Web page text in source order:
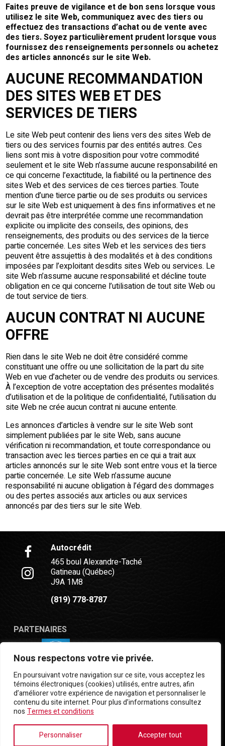
Nous respectons votre vie privée.
En poursuivant votre navigation sur ce site, vous acceptez les
témoins électroniques (cookies) utilisés, entre autres, afin
d’améliorer votre expérience de navigation et personnaliser le
contenu du site internet. Pour plus d’informations consultez
nos Termes et conditions
Personnaliser Accepter tout
Faites preuve de vigilance et de bon sens lorsque vous
utilisez le site Web, communiquez avec des tiers ou
effectuez des transactions d’achat ou de vente avec
des tiers. Soyez particulièrement prudent lorsque vous
fournissez des renseignements personnels ou achetez
des articles annoncés sur le site Web.
AUCUNE RECOMMANDATION
DES SITES WEB ET DES
SERVICES DE TIERS
Le site Web peut contenir des liens vers des sites Web de
tiers ou des services fournis par des entités autres. Ces
liens sont mis à votre disposition pour votre commodité
seulement et le site Web n’assume aucune responsabilité en
ce qui concerne l’exactitude, la fiabilité ou la pertinence des
sites Web et des services de ces tierces parties. Toute
mention d’une tierce partie ou de ses produits ou services
sur le site Web est uniquement à des fins informatives et ne
devrait pas être interprétée comme une recommandation
explicite ou implicite des conseils, des opinions, des
renseignements, des produits ou des services de la tierce
partie concernée. Les sites Web et les services des tiers
peuvent être assujettis à des modalités et à des conditions
imposées par l’exploitant desdits sites Web ou services. Le
site Web n’assume aucune responsabilité et décline toute
obligation en ce qui concerne l’utilisation de tout site Web ou
de tout service de tiers.
AUCUN CONTRAT NI AUCUNE
OFFRE
Rien dans le site Web ne doit être considéré comme
constituant une offre ou une sollicitation de la part du site
Web en vue d’acheter ou de vendre des produits ou services.
À l’exception de votre acceptation des présentes modalités
d’utilisation et de la politique de confidentialité, l’utilisation du
site Web ne crée aucun contrat ni aucune entente.
Les annonces d’articles à vendre sur le site Web sont
simplement publiées par le site Web, sans aucune
vérification ni recommandation, et toute correspondance ou
transaction avec les tierces parties en ce qui a trait aux
articles annoncés sur le site Web sont entre vous et la tierce
partie concernée. Le site Web n’assume aucune
responsabilité ni aucune obligation à l’égard des dommages
ou des pertes associés aux articles ou aux services
annoncés par des tiers sur le site Web.
Autocrédit
465 boul Alexandre-Taché
Gatineau (Québec)
J9A 1M8
(819) 778-8787
PARTENAIRES
Termes et conditions| © Tous droits réservés 2026
Association des marchands de véhicules d'occasion
contenu, de la publicité et des informations
apparaissant sur ce site.